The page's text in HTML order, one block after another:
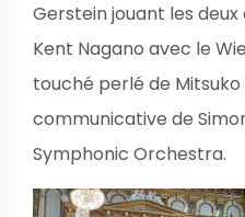
Gerstein jouant les
Kent Nagano avec le
touché perlé de Mitsuko
communicative de
Symphonic Orchestra.